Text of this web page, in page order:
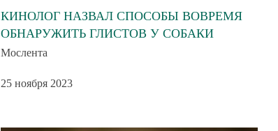
КИНОЛОГ НАЗВАЛ СПОСОБЫ ВОВРЕМЯ
ОБНАРУЖИТЬ ГЛИСТОВ У СОБАКИ
Мослента
25 ноября 2023